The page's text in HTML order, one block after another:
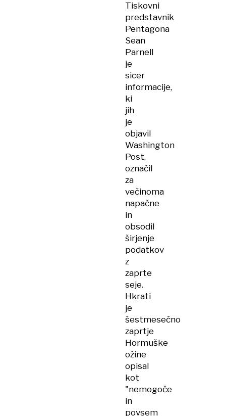
Tiskovni
predstavnik
Pentagona
Sean
Parnell
je
sicer
informacije,
ki
jih
je
objavil
Washington
Post,
označil
za
večinoma
napačne
in
obsodil
širjenje
podatkov
z
zaprte
seje.
Hkrati
je
šestmesečno
zaprtje
Hormuške
ožine
opisal
kot
"nemogoče
in
povsem